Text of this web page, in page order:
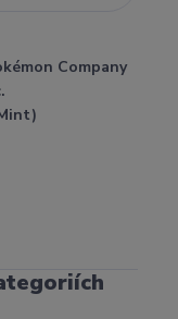
Company